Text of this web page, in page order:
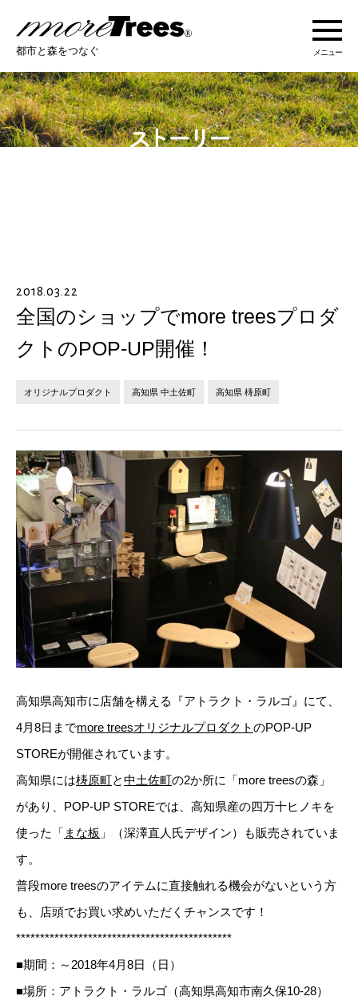
more trees
都市と森をつなぐ メニュー
more treesについて
あなたにできること
お問い合わせ
JP EN
2018.03.22
全国のショップでmore treesプロダ
クトのPOP-UP開催！
オリジナルプロダクト 高知県 中土佐町 高知県 梼原町
高知県高知市に店舗を構える『アトラクト・ラルゴ』にて、
4月8日までmore treesオリジナルプロダクトのPOP-UP
STOREが開催されています。
高知県には梼原町と中土佐町の2か所に「more treesの森」
があり、POP-UP STOREでは、高知県産の四万十ヒノキを
使った「 まな板 」（深澤直人氏デザイン）も販売されていま
す。
普段more treesのアイテムに直接触れる機会がないという方
も、店頭でお買い求めいただくチャンスです！
*********************************************
■期間：～2018年4月8日（日）
■場所：アトラクト・ラルゴ（高知県高知市南久保10-28）